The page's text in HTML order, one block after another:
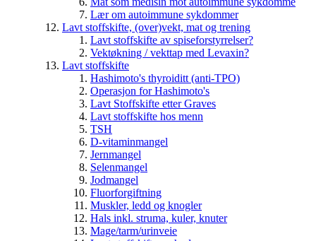
Lær om autoimmune sykdommer
Lavt stoffskifte, (over)vekt, mat og trening
Lavt stoffskifte av spiseforstyrrelser?
Vektøkning / vekttap med Levaxin?
Lavt stoffskifte
Hashimoto's thyroiditt (anti-TPO)
Operasjon for Hashimoto's
Lavt Stoffskifte etter Graves
Lavt stoffskifte hos menn
TSH
D-vitaminmangel
Jernmangel
Selenmangel
Jodmangel
Fluorforgiftning
Muskler, ledd og knogler
Hals inkl. struma, kuler, knuter
Mage/tarm/urinveie